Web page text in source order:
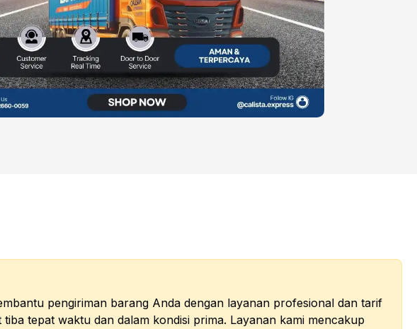
pengiriman barang Anda dengan layanan profesional dan tarif
tepat waktu dan dalam kondisi prima. Layanan kami mencakup